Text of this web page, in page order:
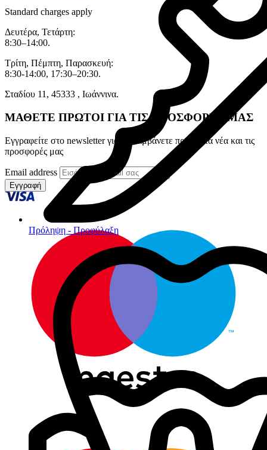
Πρόληψη - Προφύλαξη
Standard charges apply
Δευτέρα, Τετάρτη:
8:30–14:00.
Τρίτη, Πέμπτη, Παρασκευή:
8:30-14:00, 17:30–20:30.
Σταδίου 11, 45333 , Ιωάννινα.
ΜΑΘΕΤΕ ΠΡΩΤΟΙ ΓΙΑ ΤΙΣ ΠΡΟΣΦΟΡΕΣ ΜΑΣ
Εγγραφείτε στο newsletter για να λαμβάνετε πρώτοι τα νέα και τις
προσφορές μας
Email address
Εγγραφή